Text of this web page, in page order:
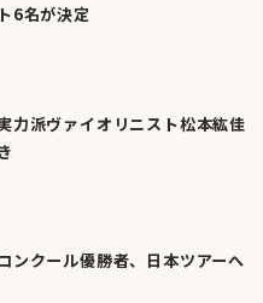
6名が決定
力派ヴァイオリニスト松本紘佳
ンクール優勝者、日本ツアーへ